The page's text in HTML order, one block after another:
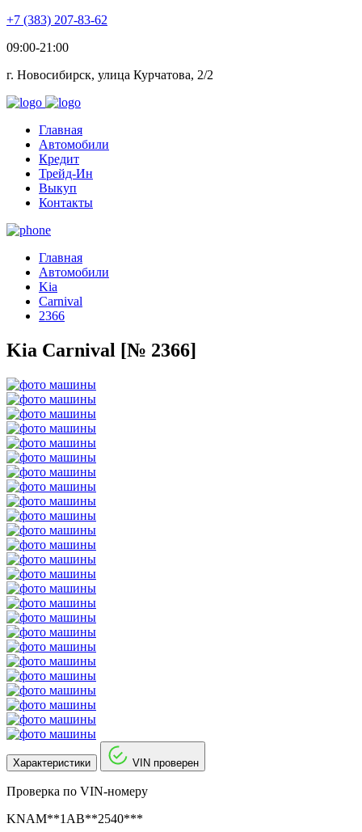
+7 (383) 207-83-62
09:00-21:00
г. Новосибирск, улица Курчатова, 2/2
Главная
Автомобили
Кредит
Трейд-Ин
Выкуп
Контакты
Главная
Автомобили
Kia
Carnival
2366
Kia Carnival [№ 2366]
Характеристики VIN проверен
Проверка по VIN-номеру
KNAM**1AB**2540***